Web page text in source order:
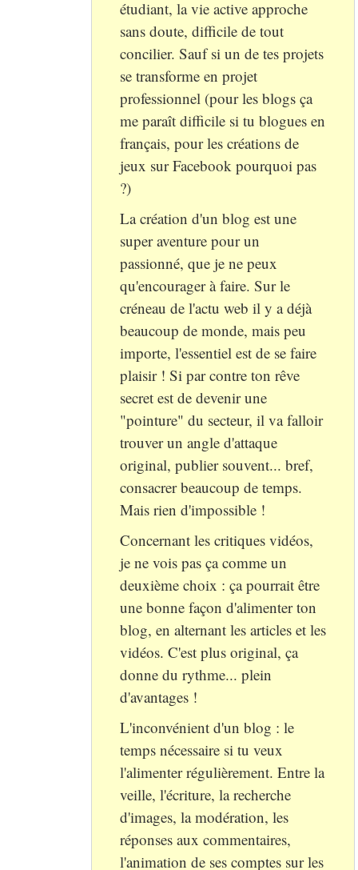
étudiant, la vie active approche
sans doute, difficile de tout
concilier. Sauf si un de tes projets
se transforme en projet
professionnel (pour les blogs ça
me paraît difficile si tu blogues en
français, pour les créations de
jeux sur Facebook pourquoi pas
?)
La création d'un blog est une
super aventure pour un
passionné, que je ne peux
qu'encourager à faire. Sur le
créneau de l'actu web il y a déjà
beaucoup de monde, mais peu
importe, l'essentiel est de se faire
plaisir ! Si par contre ton rêve
secret est de devenir une
"pointure" du secteur, il va falloir
trouver un angle d'attaque
original, publier souvent... bref,
consacrer beaucoup de temps.
Mais rien d'impossible !
Concernant les critiques vidéos,
je ne vois pas ça comme un
deuxième choix : ça pourrait être
une bonne façon d'alimenter ton
blog, en alternant les articles et les
vidéos. C'est plus original, ça
donne du rythme... plein
d'avantages !
L'inconvénient d'un blog : le
temps nécessaire si tu veux
l'alimenter régulièrement. Entre la
veille, l'écriture, la recherche
d'images, la modération, les
réponses aux commentaires,
l'animation de ses comptes sur les